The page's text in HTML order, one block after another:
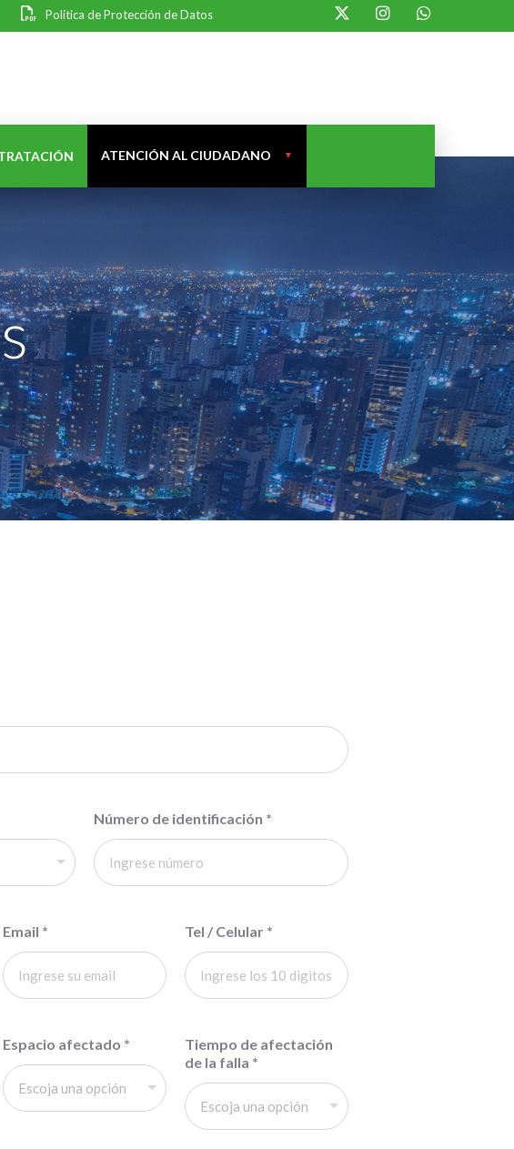
Política de Protección de Datos
ATENCIÓN AL CIUDADANO
Número de identificación *
Email * Tel / Celular *
Espacio afectado *
Tiempo de afectación
de la falla *